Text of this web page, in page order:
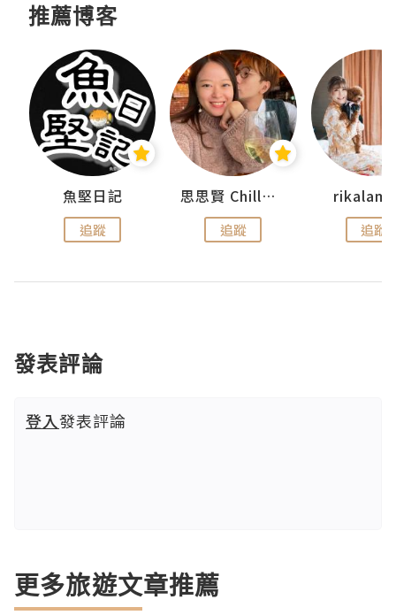
推薦博客
魚堅日記
追蹤
思思賢 ChillMyBabe
追蹤 追蹤
發表評論
登入發表評論
更多旅遊文章推薦